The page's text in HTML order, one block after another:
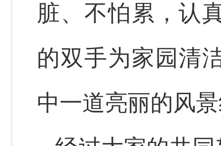
脏、不怕累，认
的双手为家园清
中一道亮丽的风